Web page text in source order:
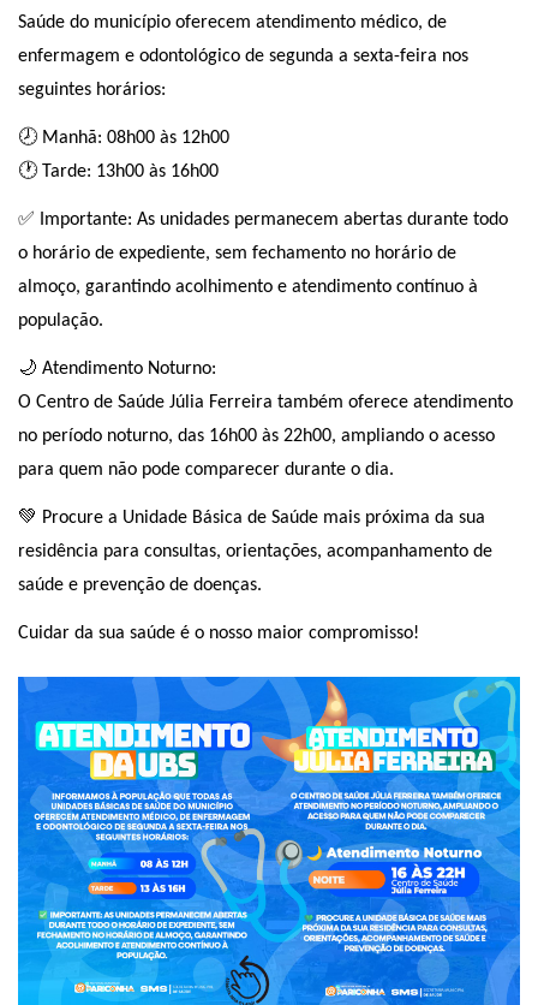
Saúde do município oferecem atendimento médico, de
enfermagem e odontológico de segunda a sexta-feira nos
seguintes horários:
🕗 Manhã: 08h00 às 12h00
🕐 Tarde: 13h00 às 16h00
✅ Importante: As unidades permanecem abertas durante todo
o horário de expediente, sem fechamento no horário de
almoço, garantindo acolhimento e atendimento contínuo à
população.
🌙 Atendimento Noturno:
O Centro de Saúde Júlia Ferreira também oferece atendimento
no período noturno, das 16h00 às 22h00, ampliando o acesso
para quem não pode comparecer durante o dia.
💚 Procure a Unidade Básica de Saúde mais próxima da sua
residência para consultas, orientações, acompanhamento de
saúde e prevenção de doenças.
Cuidar da sua saúde é o nosso maior compromisso!